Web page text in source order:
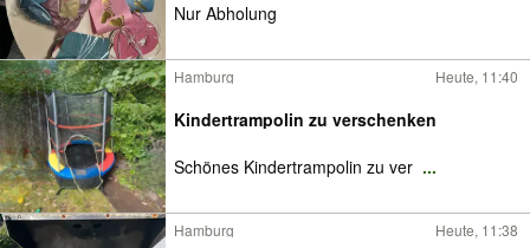
Nur Abholung
Hamburg Heute, 11:40
Kindertrampolin zu verschenken
Schönes Kindertrampolin zu ver ...
Hamburg Heute, 11:38